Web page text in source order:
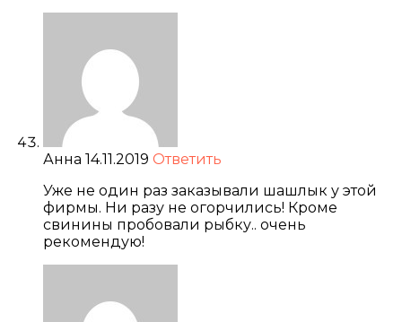
Анна 14.11.2019 Ответить
Уже не один раз заказывали шашлык у этой
фирмы. Ни разу не огорчились! Кроме
свинины пробовали рыбку.. очень
рекомендую!